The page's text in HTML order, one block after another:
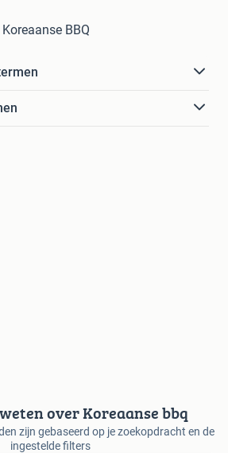
BBQ
over Koreaanse bbq
zijn gebaseerd op je zoekopdracht en de
ingestelde filters